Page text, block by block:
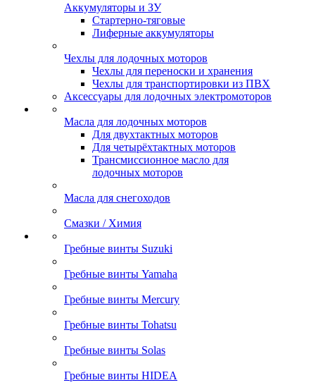
Аккумуляторы и ЗУ
Стартерно-тяговые
Лиферные аккумуляторы
Чехлы для лодочных моторов
Чехлы для переноски и хранения
Чехлы для транспортировки из ПВХ
Аксессуары для лодочных электромоторов
Масла для лодочных моторов
Для двухтактных моторов
Для четырёхтактных моторов
Трансмиссионное масло для
лодочных моторов
Масла для снегоходов
Смазки / Химия
Гребные винты Suzuki
Гребные винты Yamaha
Гребные винты Mercury
Гребные винты Tohatsu
Гребные винты Solas
Гребные винты HIDEA